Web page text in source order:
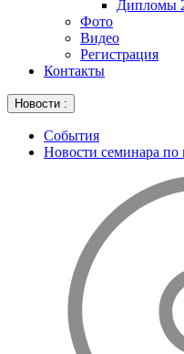
Дипломы
Фото
Видео
Регистрация
Контакты
Новости :
События
Новости семинара по